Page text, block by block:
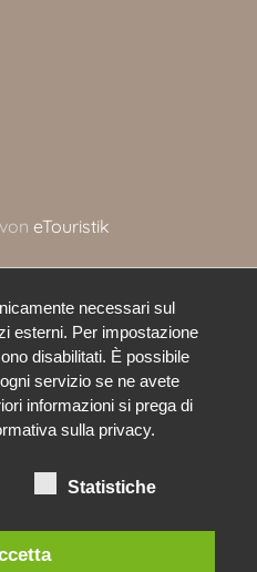
eTouristik
necessari sul
esterni. Per impostazione
disabilitati. È possibile
servizio se ne avete
informazioni si prega di
sulla privacy.
Statistiche